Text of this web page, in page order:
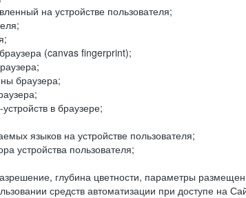
на устройстве пользователя;
(canvas fingerprint);
браузера;
в браузере;
языков на устройстве пользователя;
устройства пользователя;
глубина цветности, параметры
средств автоматизации при доступе на